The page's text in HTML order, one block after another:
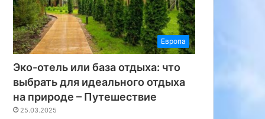
Европа
Эко-отель или база отдыха: что
выбрать для идеального отдыха
на природе – Путешествие
25.03.2025